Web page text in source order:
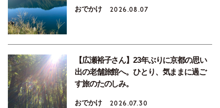
おでかけ 2026.08.07
【広瀬裕子さん】23年ぶりに京都の思い
出の老舗旅館へ。ひとり、気ままに過ご
す旅のたのしみ。
おでかけ 2026.07.30